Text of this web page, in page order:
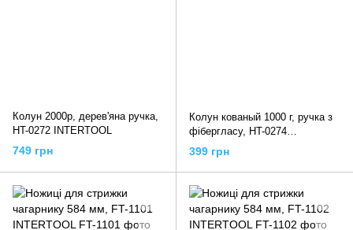
Колун 2000р, дерев'яна ручка,
HT-0272 INTERTOOL
749 грн
Колун кованый 1000 г, ручка з
фібергласу, HT-0274
INTERTOOL
399 грн